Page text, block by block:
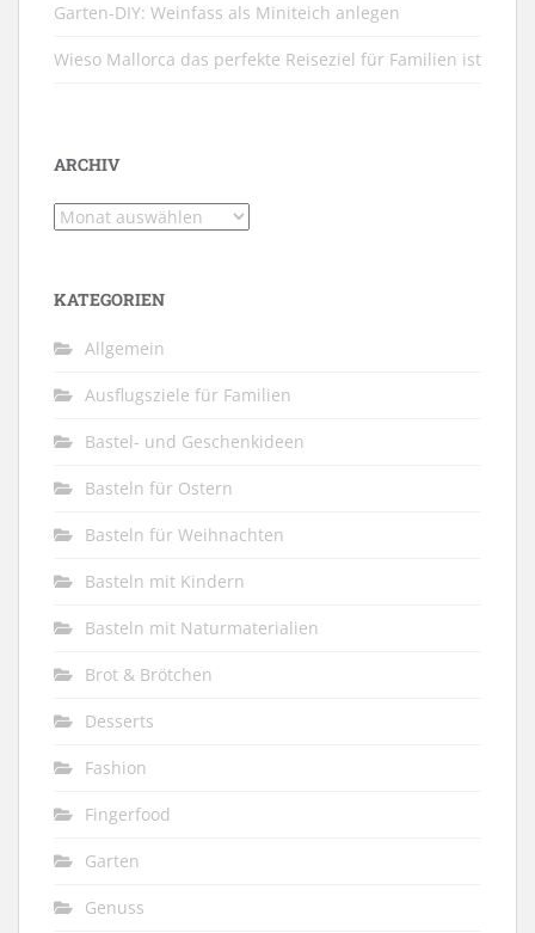
Garten-DIY: Weinfass als Miniteich anlegen
Wieso Mallorca das perfekte Reiseziel für Familien ist
ARCHIV
Archiv
KATEGORIEN
Allgemein
Ausflugsziele für Familien
Bastel- und Geschenkideen
Basteln für Ostern
Basteln für Weihnachten
Basteln mit Kindern
Basteln mit Naturmaterialien
Brot & Brötchen
Desserts
Fashion
Fingerfood
Garten
Genuss